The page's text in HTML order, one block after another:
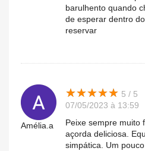
barulhento quando
de esperar dentro
reservar
Amélia.a
★★★★★
★★★★★ 5 / 5
07/05/2023 à 13:59
Peixe sempre muito
açorda deliciosa.
simpática. Um